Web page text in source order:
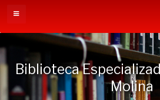
Biblioteca
Molina